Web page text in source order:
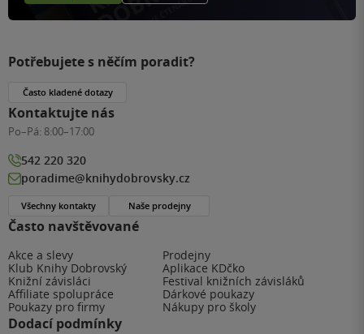
Často navštěvované
Akce a slevy
Prodejny
Klub Knihy Dobrovský
Aplikace KDčko
Knižní závisláci
Festival knižních závisláků
Affiliate spolupráce
Dárkové poukazy
Poukazy pro firmy
Nákupy pro školy
Dodací podmínky
Potřebujete s něčím poradit?
Často kladené dotazy
Kontaktujte nás
Po–Pá: 8:00–17:00
542 220 320
poradime@knihydobrovsky.cz
Všechny kontakty Naše prodejny